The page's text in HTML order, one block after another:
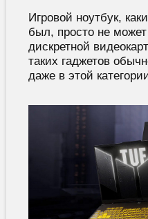
Игровой ноутбук,
был, просто не
дискретной
таких гаджетов
даже в этой